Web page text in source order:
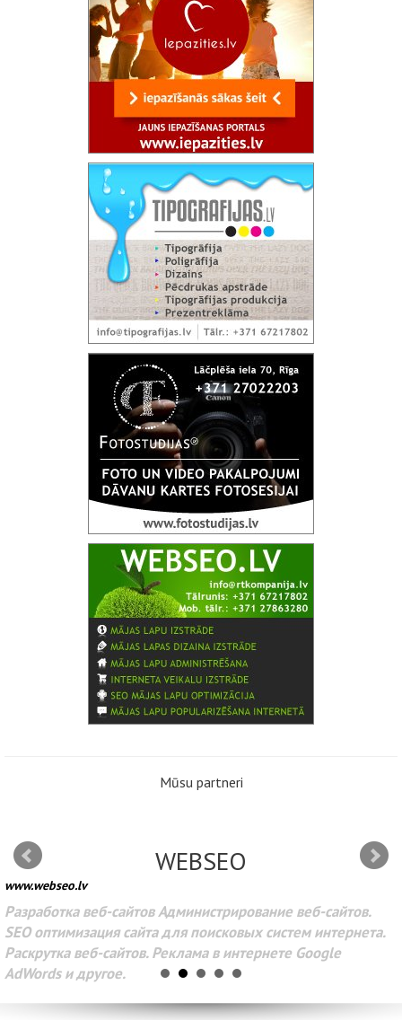
Mūsu partneri
WEBSEO
www.webseo.lv
Разработка веб-сайтов Администрирование веб-сайтов.
SEO оптимизация сайта для поисковых систем интернета.
Раскрутка веб-сайтов. Реклама в интернете Google
AdWords и другое.